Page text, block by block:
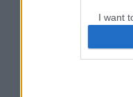
I want
web
I want